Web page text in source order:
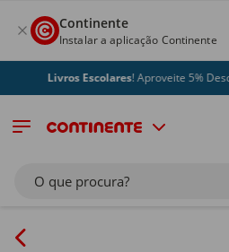
Continente
Instalar a aplicação Continente
Livros Escolares! Aproveite 5%
O que procura?